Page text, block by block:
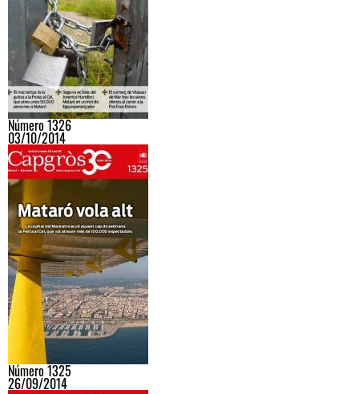
Número 1326
03/10/2014
Número 1325
26/09/2014